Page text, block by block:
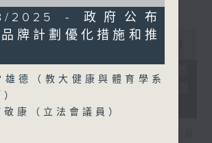
- 流動圖書館使用人數
員主動調查康文署三項圖
立法會民政及文化體育事務委員
2025 - 政府公布
品牌計劃優化措施和推
雄德（教大健康與體育學系
康（立法會議員）